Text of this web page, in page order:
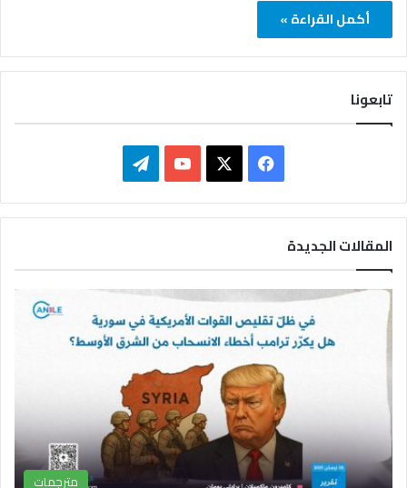
أكمل القراءة »
تابعونا
ي
ب
و
ك
X
Y
u
T
u
b
e
ي
ق
ا
م
المقالات الجديدة
مترجمات